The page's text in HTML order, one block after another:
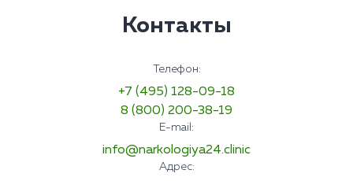
Контакты
Телефон:
+7 (495) 128-09-18
8 (800) 200-38-19
E-mail:
info@narkologiya24.clinic
Адрес: